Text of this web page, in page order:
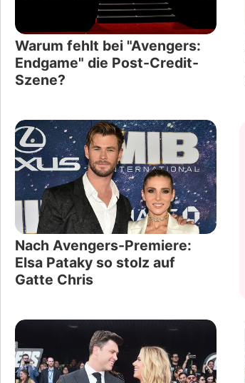
Warum fehlt bei "Avengers:
Endgame" die Post-Credit-
Szene?
Nach Avengers-Premiere:
Elsa Pataky so stolz auf
Gatte Chris